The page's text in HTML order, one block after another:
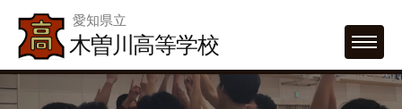
content
愛知県立
木曽川高等学校 MENU